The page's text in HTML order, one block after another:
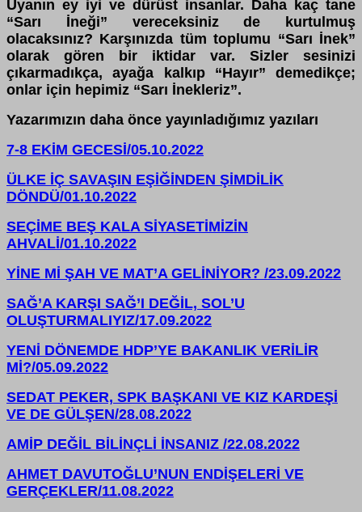
Uyanın ey iyi ve dürüst insanlar. Daha kaç tane
“Sarı İneği” vereceksiniz de kurtulmuş
olacaksınız? Karşınızda tüm toplumu “Sarı İnek”
olarak gören bir iktidar var. Sizler sesinizi
çıkarmadıkça, ayağa kalkıp “Hayır” demedikçe;
onlar için hepimiz “Sarı İnekleriz”.
Yazarımızın daha önce yayınladığımız yazıları
7-8 EKİM GECESİ/05.10.2022
ÜLKE İÇ SAVAŞIN EŞİĞİNDEN ŞİMDİLİK
DÖNDÜ/01.10.2022
SEÇİME BEŞ KALA SİYASETİMİZİN
AHVALİ/01.10.2022
YİNE Mİ ŞAH VE MAT’A GELİNİYOR? /23.09.2022
SAĞ’A KARŞI SAĞ’I DEĞİL, SOL’U
OLUŞTURMALIYIZ/17.09.2022
YENİ DÖNEMDE HDP’YE BAKANLIK VERİLİR
Mİ?/05.09.2022
SEDAT PEKER, SPK BAŞKANI VE KIZ KARDEŞİ
VE DE GÜLŞEN/28.08.2022
AMİP DEĞİL BİLİNÇLİ İNSANIZ /22.08.2022
AHMET DAVUTOĞLU’NUN ENDİŞELERİ VE
GERÇEKLER/11.08.2022